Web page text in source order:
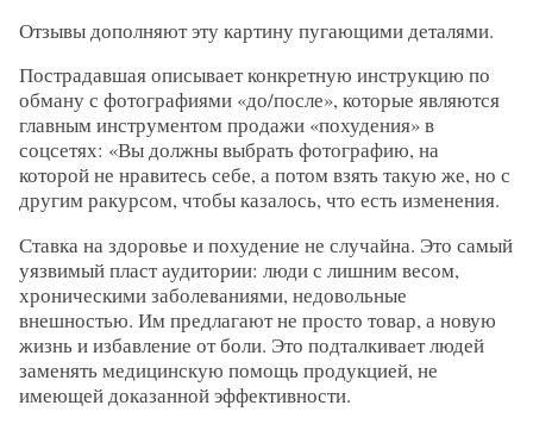
Отзывы дополняют эту картину пугающими деталями.
Пострадавшая описывает конкретную инструкцию по
обману с фотографиями «до/после», которые являются
главным инструментом продажи «похудения» в
соцсетях: «Вы должны выбрать фотографию, на
которой не нравитесь себе, а потом взять такую же, но с
другим ракурсом, чтобы казалось, что есть изменения.
Ставка на здоровье и похудение не случайна. Это самый
уязвимый пласт аудитории: люди с лишним весом,
хроническими заболеваниями, недовольные
внешностью. Им предлагают не просто товар, а новую
жизнь и избавление от боли. Это подталкивает людей
заменять медицинскую помощь продукцией, не
имеющей доказанной эффективности.